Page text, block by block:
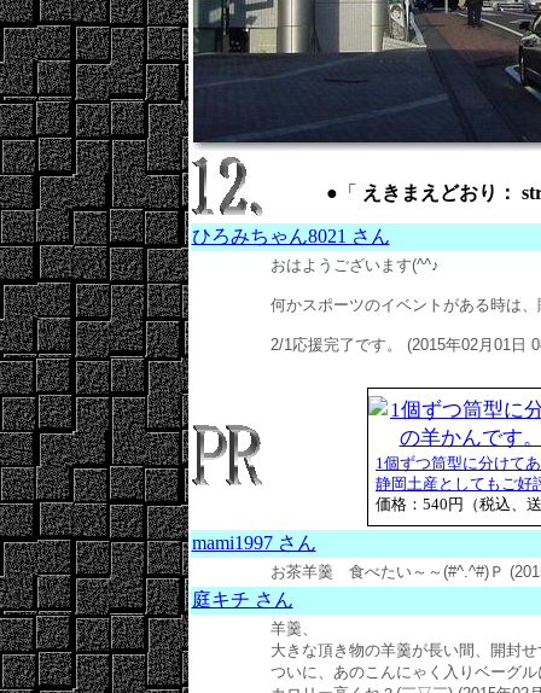
●「 えきまえどおり：
ひろみちゃん8021 さん
おはようございます(^^♪
何かスポーツのイベントがある時は
2/1応援完了です。 (2015年02月01日
1個ずつ筒型に分けて
静岡土産としてもご好
価格：540円（税込、
mami1997 さん
お茶羊羹 食べたい～～(#^.^#)Ｐ
庭キチ さん
羊羹、
大きな頂き物の羊羹が長い間、開封
ついに、あのこんにゃく入りベーグ